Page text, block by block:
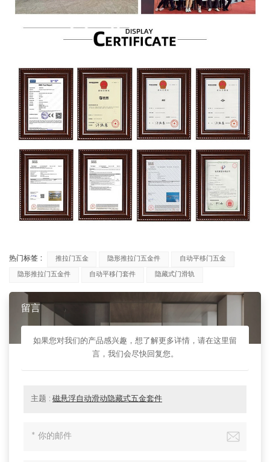
热门标签 : 推拉门五金 隐形推拉门五金件 自动平移门五金
隐形推拉门五金件 自动平移门套件 隐藏式门滑轨
留言
如果您对我们的产品感兴趣，想了解更多详情，请在这里留
言，我们会尽快回复您。
主题 : 磁悬浮自动滑动隐藏式五金套件